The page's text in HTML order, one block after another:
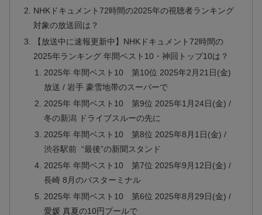
NHKドキュメント72時間の2025年の視聴者ランキング
対象の放送回は？
【放送中に速報更新中】NHKドキュメント72時間の
2025年ランキング 年間ベスト10・神回トップ10は？
2025年 年間ベスト10 第10位 2025年2月21日(金)
放送 / 岩手 豪雪地帯のスーパーで
2025年 年間ベスト10 第9位 2025年1月24日(金) /
冬の新潟 ドライブスルーの先に
2025年 年間ベスト10 第8位 2025年8月1日(金) /
渋谷駅前 “最後”の新聞スタンド
2025年 年間ベスト10 第7位 2025年9月12日(金) /
長崎 8月のバスターミナル
2025年 年間ベスト10 第6位 2025年8月29日(金) /
愛媛 真夏の10円プールで